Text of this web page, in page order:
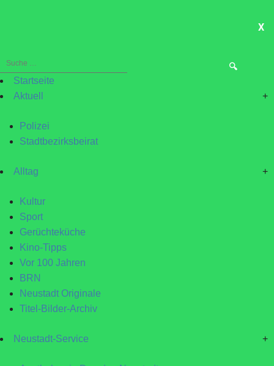
X
Suche
nach:Startseite
Aktuell
+
Polizei
Stadtbezirksbeirat
Alltag +
Kultur
Sport
Gerüchteküche
Kino-Tipps
Vor 100 Jahren
BRN
Neustadt Originale
Titel-Bilder-Archiv
Neustadt-Service +